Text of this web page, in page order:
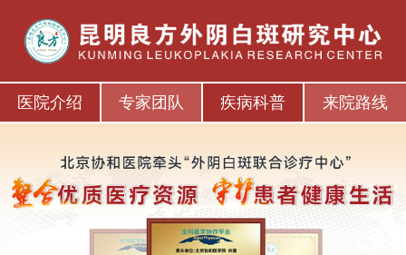
医院介绍 专家团队 疾病科普 来院路线